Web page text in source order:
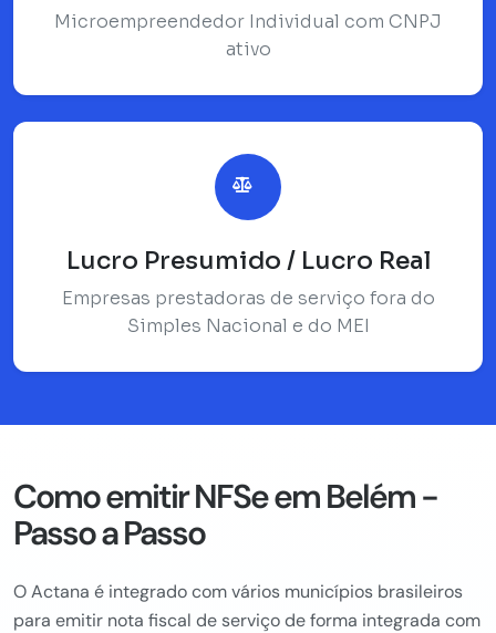
Microempreendedor Individual com CNPJ
ativo
Lucro Presumido / Lucro Real
Empresas prestadoras de serviço fora do
Simples Nacional e do MEI
Como emitir NFSe em Belém -
Passo a Passo
O Actana é integrado com vários municípios brasileiros
para emitir nota fiscal de serviço de forma integrada com